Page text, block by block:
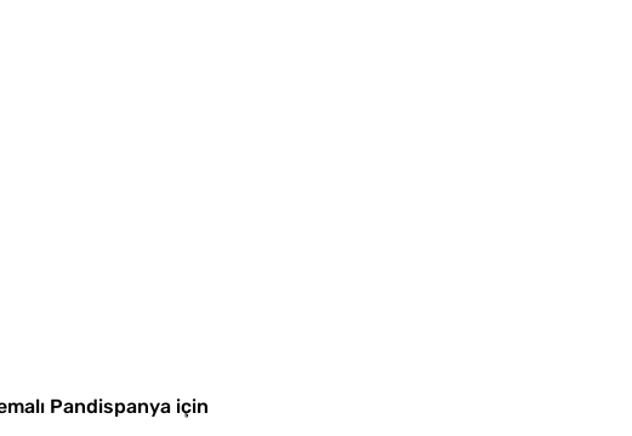
Pandispanya için